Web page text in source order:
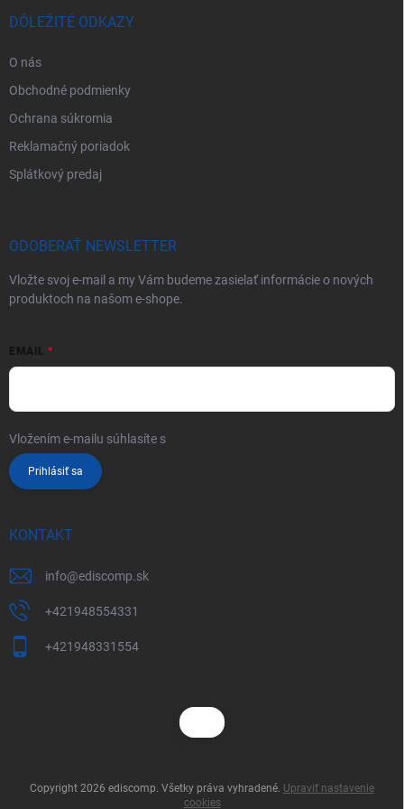
DÔLEŽITÉ ODKAZY
O nás
Obchodné podmienky
Ochrana súkromia
Reklamačný poriadok
Splátkový predaj
ODOBERAŤ NEWSLETTER
Vložte svoj e-mail a my Vám budeme zasielať informácie o nových
produktoch na našom e-shope.
EMAIL
Vložením e-mailu súhlasíte s
Prihlásiť sa
KONTAKT
info@ediscomp.sk
+421948554331
+421948331554
Copyright 2026 ediscomp. Všetky práva vyhradené. Upraviť nastavenie
cookies